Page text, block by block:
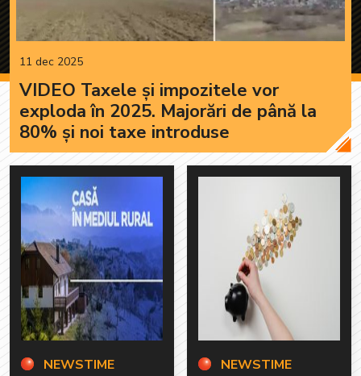
11 dec 2025
VIDEO Taxele și impozitele vor
exploda în 2025. Majorări de până la
80% și noi taxe introduse
NEWSTIME
NEWSTIME